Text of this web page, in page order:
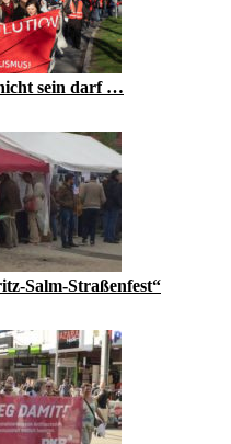
sein darf …
Salm-Straßenfest“